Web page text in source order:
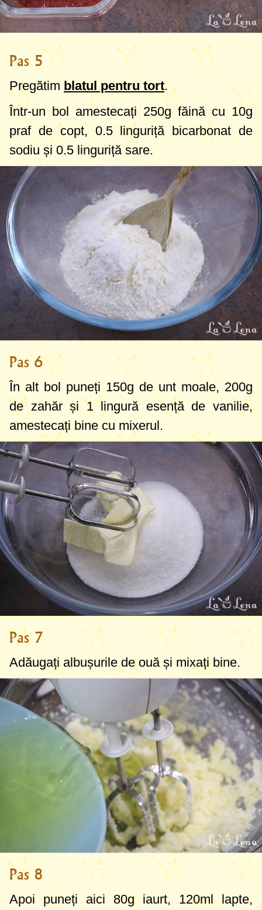
Pas 5
Pregătim blatul pentru tort.
Într-un bol amestecați 250gfăină cu 10g
praf de copt, 0.5 lingurițăbicarbonat de
sodiu și 0.5 lingurițăsare.
Pas 6
În alt bol puneți 150g de unt moale, 200g
de zahăr și1 lingură esență de vanilie,
amestecați bine cu mixerul.
Pas 7
Adăugați albușurile de ouă și mixați bine.
Pas 8
Apoi puneți aici 80giaurt, 120ml lapte,